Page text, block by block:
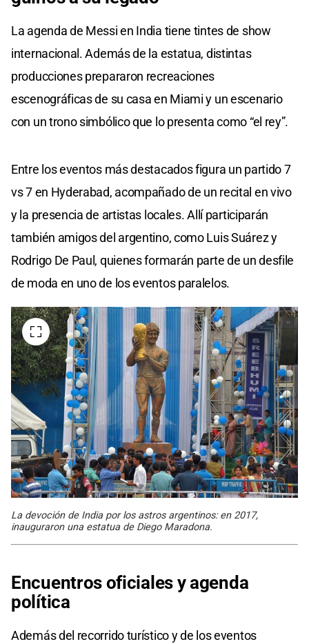
La agenda de Messi en India tiene tintes de show
internacional. Además de la estatua, distintas
producciones prepararon recreaciones
escenográficas de su casa en Miami y un escenario
con un trono simbólico que lo presenta como “el rey”.
Entre los eventos más destacados figura un partido 7
vs 7 en Hyderabad, acompañado de un recital en vivo
y la presencia de artistas locales. Allí participarán
también amigos del argentino, como Luis Suárez y
Rodrigo De Paul, quienes formarán parte de un desfile
de moda en uno de los eventos paralelos.
La devoción de India por los astros argentinos: en 2017,
inauguraron una estatua de Diego Maradona.
Encuentros oficiales y agenda
política
Además del recorrido turístico y de los eventos